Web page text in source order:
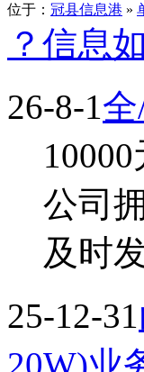
位于： 冠县信息港 »
？信息
26-8-1
10000
公司
及时
25-12-31